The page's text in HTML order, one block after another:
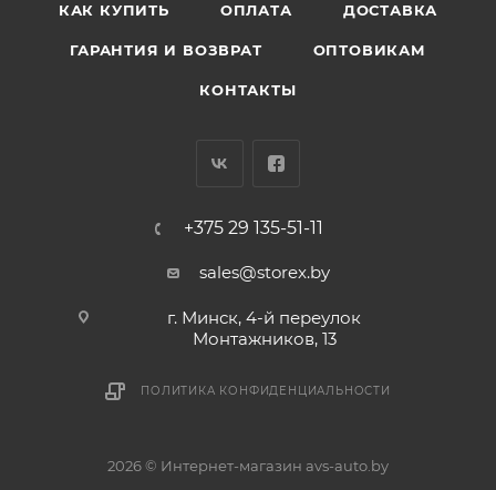
КАК КУПИТЬ ОПЛАТА ДОСТАВКА
ГАРАНТИЯ И ВОЗВРАТ ОПТОВИКАМ
КОНТАКТЫ
+375 29 135-51-11
sales@storex.by
г. Минск, 4-й переулок
Монтажников, 13
ПОЛИТИКА КОНФИДЕНЦИАЛЬНОСТИ
2026 © Интернет-магазин avs-auto.by